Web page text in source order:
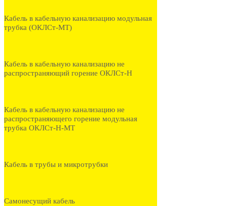
Кабель в кабельную канализацию модульная
трубка (ОКЛСт-МТ)
Кабель в кабельную канализацию не
распространяющий горение ОКЛСт-Н
Кабель в кабельную канализацию не
распространяющего горение модульная
трубка ОКЛСт-Н-МТ
Кабель в трубы и микротрубки
Самонесущий кабель